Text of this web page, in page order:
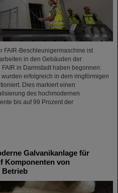
FAIR-Beschleunigermaschine ist
in den Gebäuden der
in Darmstadt haben begonnen:
erfolgreich in dem ringförmigen
Dies markiert einen
des hochmodernen
bis auf 99 Prozent der
Galvanikanlage für
Komponenten von
Betrieb